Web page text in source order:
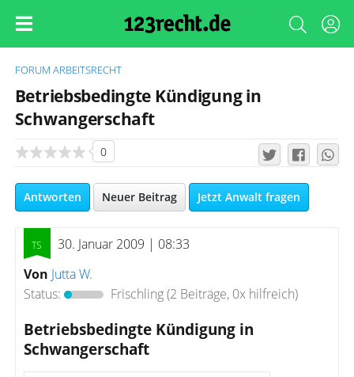
FORUM ARBEITSRECHT
Betriebsbedingte Kündigung in
Schwangerschaft
0
Antworten Neuer Beitrag Jetzt Anwalt fragen
30. Januar 2009 | 08:33
Von Jutta W.
Status:
Frischling(2 Beiträge, 0x hilfreich)
Betriebsbedingte Kündigung in
Schwangerschaft